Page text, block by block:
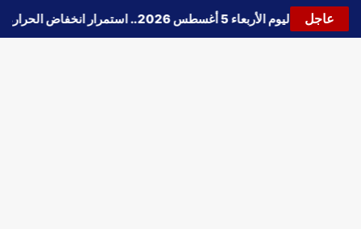
عاجل
حالة الطقس اليوم الأربعاء 5 أغسطس 2026.. استمرار انخفاض الحرارة وتحذيرات من الشبورة واضطراب الملاحة